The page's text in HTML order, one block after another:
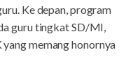
Ke depan, program
guru tingkat SD/MI,
memang honornya